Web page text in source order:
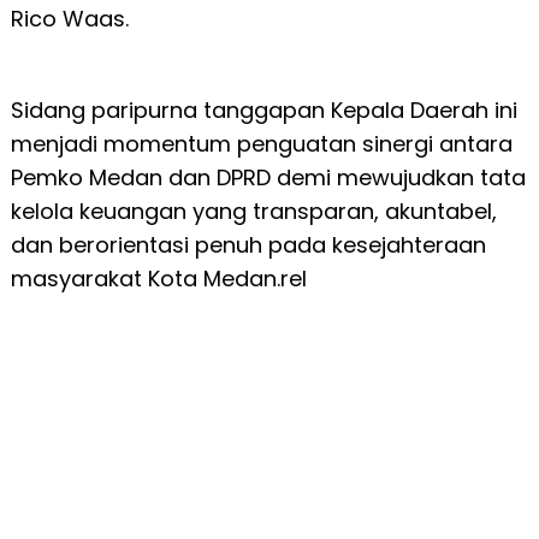
Rico Waas.
Sidang paripurna tanggapan Kepala Daerah ini
menjadi momentum penguatan sinergi antara
Pemko Medan dan DPRD demi mewujudkan tata
kelola keuangan yang transparan, akuntabel,
dan berorientasi penuh pada kesejahteraan
masyarakat Kota Medan.rel